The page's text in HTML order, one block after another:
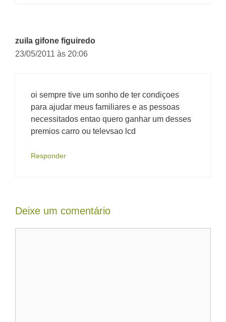
zuila gifone figuiredo
23/05/2011 às 20:06
oi sempre tive um sonho de ter condiçoes
para ajudar meus familiares e as pessoas
necessitados entao quero ganhar um desses
premios carro ou televsao lcd
Responder
Deixe um comentário